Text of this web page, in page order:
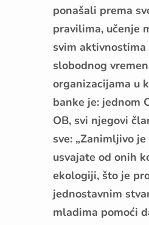
ponašali prema
pravilima, učenje
svim aktivnostima
slobodnog
organizacijama u
banke je: jednom
OB, svi njegovi
sve: „Zanimljivo
usvajate od onih
ekologiji, što je
jednostavnim
mladima pomoći